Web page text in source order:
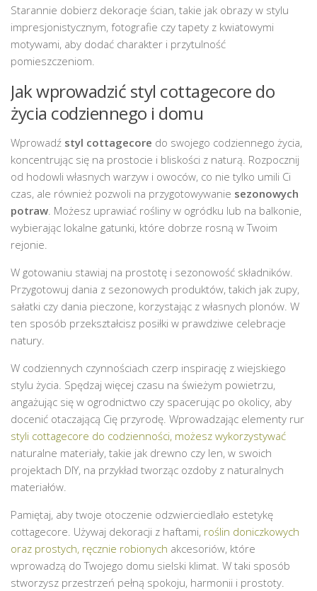
Starannie dobierz dekoracje ścian, takie jak obrazy w stylu
impresjonistycznym, fotografie czy tapety z kwiatowymi
motywami, aby dodać charakter i przytulność
pomieszczeniom.
Jak wprowadzić styl cottagecore do
życia codziennego i domu
Wprowadź styl cottagecore do swojego codziennego życia,
koncentrując się na prostocie i bliskości z naturą. Rozpocznij
od hodowli własnych warzyw i owoców, co nie tylko umili Ci
czas, ale również pozwoli na przygotowywanie sezonowych
potraw. Możesz uprawiać rośliny w ogródku lub na balkonie,
wybierając lokalne gatunki, które dobrze rosną w Twoim
rejonie.
W gotowaniu stawiaj na prostotę i sezonowość składników.
Przygotowuj dania z sezonowych produktów, takich jak zupy,
sałatki czy dania pieczone, korzystając z własnych plonów. W
ten sposób przekształcisz posiłki w prawdziwe celebracje
natury.
W codziennych czynnościach czerp inspirację z wiejskiego
stylu życia. Spędzaj więcej czasu na świeżym powietrzu,
angażując się w ogrodnictwo czy spacerując po okolicy, aby
docenić otaczającą Cię przyrodę. Wprowadzając elementy rur
styli cottagecore do codzienności, możesz wykorzystywać
naturalne materiały, takie jak drewno czy len, w swoich
projektach DIY, na przykład tworząc ozdoby z naturalnych
materiałów.
Pamiętaj, aby twoje otoczenie odzwierciedlało estetykę
cottagecore. Używaj dekoracji z haftami, roślin doniczkowych
oraz prostych, ręcznie robionych akcesoriów, które
wprowadzą do Twojego domu sielski klimat. W taki sposób
stworzysz przestrzeń pełną spokoju, harmonii i prostoty.